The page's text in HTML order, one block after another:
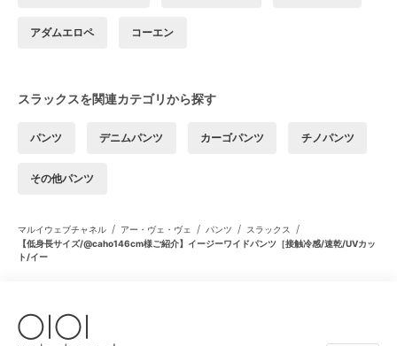
アダムエロペ コーエン
スラックスを関連カテゴリから探す
パンツ デニムパンツ カーゴパンツ チノパンツ
その他パンツ
マルイウェブチャネル / アー・ヴェ・ヴェ / パンツ / スラックス /
【低身長サイズ/@caho146cm様ご紹介】イージーワイドパンツ［接触冷感/速乾/UVカッ
ト/イー